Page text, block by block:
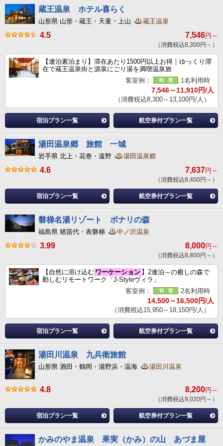
蔵王温泉 ホテル喜らく
山形県 山形・蔵王・天童・上山 蔵王温泉
4.5 7,546円～
（消費税込8,300円～）
【連泊素泊まり】滞在あたり1500円以上お得｜ゆっくり滞
在で蔵王温泉街と源泉にごり湯を満喫温泉旅
客室例：
1名利用時
7,546～11,910円/人
（消費税込8,300～13,100円/人）
宿泊プラン一覧 航空券付プラン一覧
湯田温泉郷 旅館 一城
岩手県 北上・花巻・遠野 湯田温泉郷
4.6 7,637円～
（消費税込8,400円～）
宿泊プラン一覧 航空券付プラン一覧
磐梯名湯リゾート ボナリの森
福島県 猪苗代・表磐梯 中ノ沢温泉
3.99 8,000円～
（消費税込8,800円～）
【自然に溶け込む ワーケーション 】2連泊～の癒しの森で
勤しむリモートワーク「J-Styleヴィラ」
客室例：
2名利用時
14,500～16,500円/人
（消費税込15,950～18,150円/人）
宿泊プラン一覧 航空券付プラン一覧
湯田川温泉 九兵衛旅館
山形県 酒田・鶴岡・湯野浜・温海 湯田川温泉
4.8 8,200円～
（消費税込9,020円～）
宿泊プラン一覧 航空券付プラン一覧
かみのやま温泉 果実（かみ）の山 あづま屋